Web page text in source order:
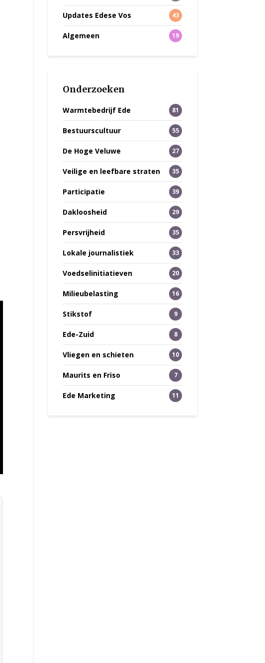
Updates Edese Vos 43
Algemeen 19
Onderzoeken
Warmtebedrijf Ede 81
Bestuurscultuur 55
De Hoge Veluwe 27
Veilige en leefbare straten 35
Participatie 39
Dakloosheid 29
Persvrijheid 35
Lokale journalistiek 33
Voedselinitiatieven 20
Milieubelasting 16
Stikstof 9
Ede-Zuid 8
Vliegen en schieten 10
Maurits en Friso 7
Ede Marketing 11